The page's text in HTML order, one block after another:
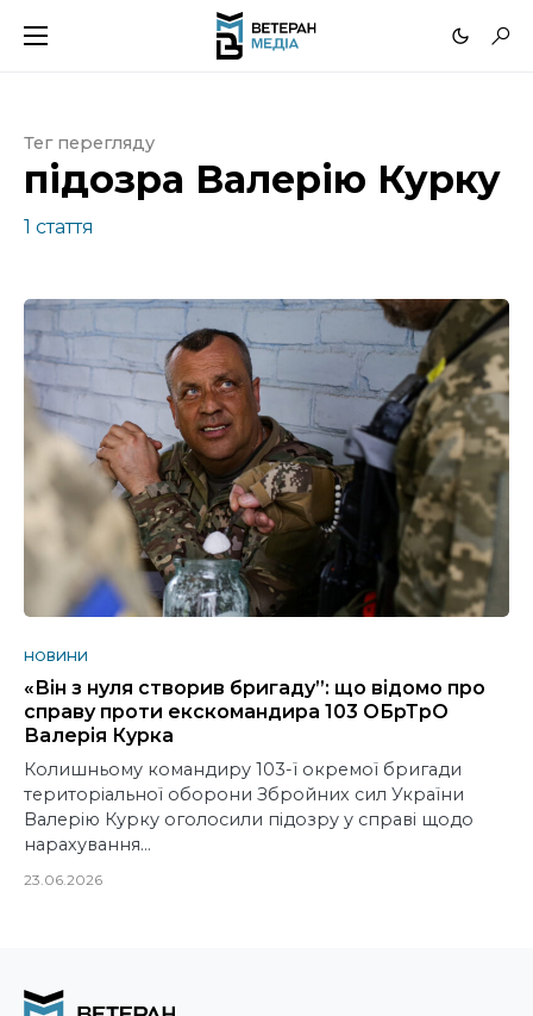
Тег перегляду
підозра Валерію Курку
1 стаття
НОВИНИ
«Він з нуля створив бригаду”: що відомо про
справу проти екскомандира 103 ОБрТрО
Валерія Курка
Колишньому командиру 103-ї окремої бригади
територіальної оборони Збройних сил України
Валерію Курку оголосили підозру у справі щодо
нарахування…
23.06.2026